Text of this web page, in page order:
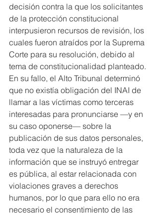
decisión contra la que los solicitantes
de la protección constitucional
interpusieron recursos de revisión, los
cuales fueron atraídos por la Suprema
Corte para su resolución, debido al
tema de constitucionalidad planteado.
En su fallo, el Alto Tribunal determinó
que no existía obligación del INAI de
llamar a las víctimas como terceras
interesadas para pronunciarse —y en
su caso oponerse— sobre la
publicación de sus datos personales,
toda vez que la naturaleza de la
información que se instruyó entregar
es pública, al estar relacionada con
violaciones graves a derechos
humanos, por lo que para ello no era
necesario el consentimiento de las